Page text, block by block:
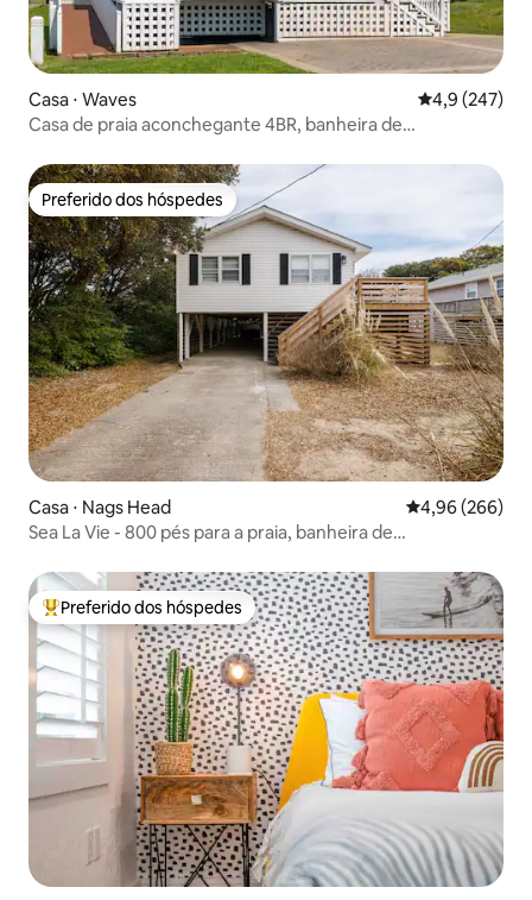
Casa ⋅ Waves 4,9 de uma
4,9 (247)
Casa de praia aconchegante 4BR, banheira de
Preferido dos hóspedes
Preferido dos hóspedes
Casa ⋅ Nags Head 4,96 de uma
4,96 (266)
Sea La Vie - 800 pés para a praia, banheira de
Entre os melhores preferidos dos hóspedes
Preferido dos hóspedes